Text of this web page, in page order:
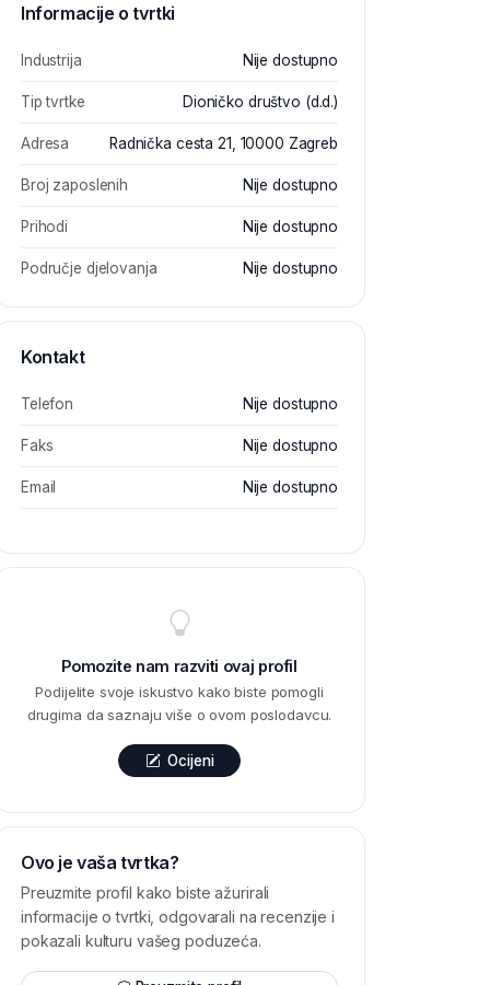
Informacije o tvrtki
Industrija Nije dostupno
Tip tvrtke Dioničko društvo (d.d.)
Adresa Radnička cesta 21, 10000 Zagreb
Broj zaposlenih Nije dostupno
Prihodi Nije dostupno
Područje djelovanja Nije dostupno
Kontakt
Telefon Nije dostupno
Faks Nije dostupno
Email Nije dostupno
Pomozite nam razviti ovaj profil
Podijelite svoje iskustvo kako biste pomogli
drugima da saznaju više o ovom poslodavcu.
Ocijeni
Ovo je vaša tvrtka?
Preuzmite profil kako biste ažurirali
informacije o tvrtki, odgovarali na recenzije i
pokazali kulturu vašeg poduzeća.